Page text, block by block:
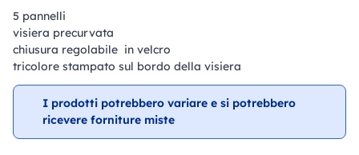
5 pannelli
visiera precurvata
chiusura regolabile in velcro
tricolore stampato sul bordo della visiera
I prodotti potrebbero variare e si potrebbero
ricevere forniture miste